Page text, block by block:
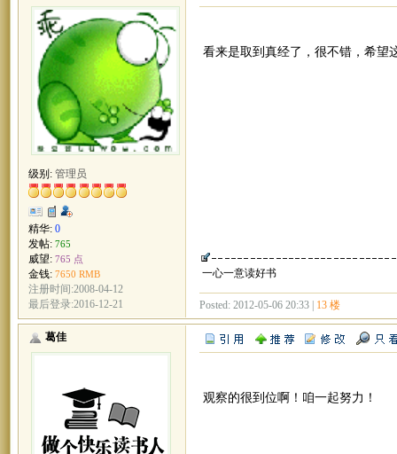
级别: 管理员
精华: 0
发帖: 765
威望: 765 点
金钱: 7650 RMB
注册时间:2008-04-12
最后登录:2016-12-21
看来是取到真经了，很不错，希望
一心一意读好书
Posted: 2012-05-06 20:33 | 13 楼
葛佳
观察的很到位啊！咱一起努力！